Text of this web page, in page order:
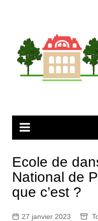
Ecole de
National de
que c’est ?
27 janvier 2023